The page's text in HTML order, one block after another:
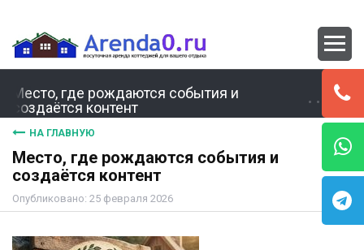
Место, где рождаются события и
создаётся контент
НА ГЛАВНУЮ
Место, где рождаются события и
создаётся контент
Опубликовано: 25 февраля 2026